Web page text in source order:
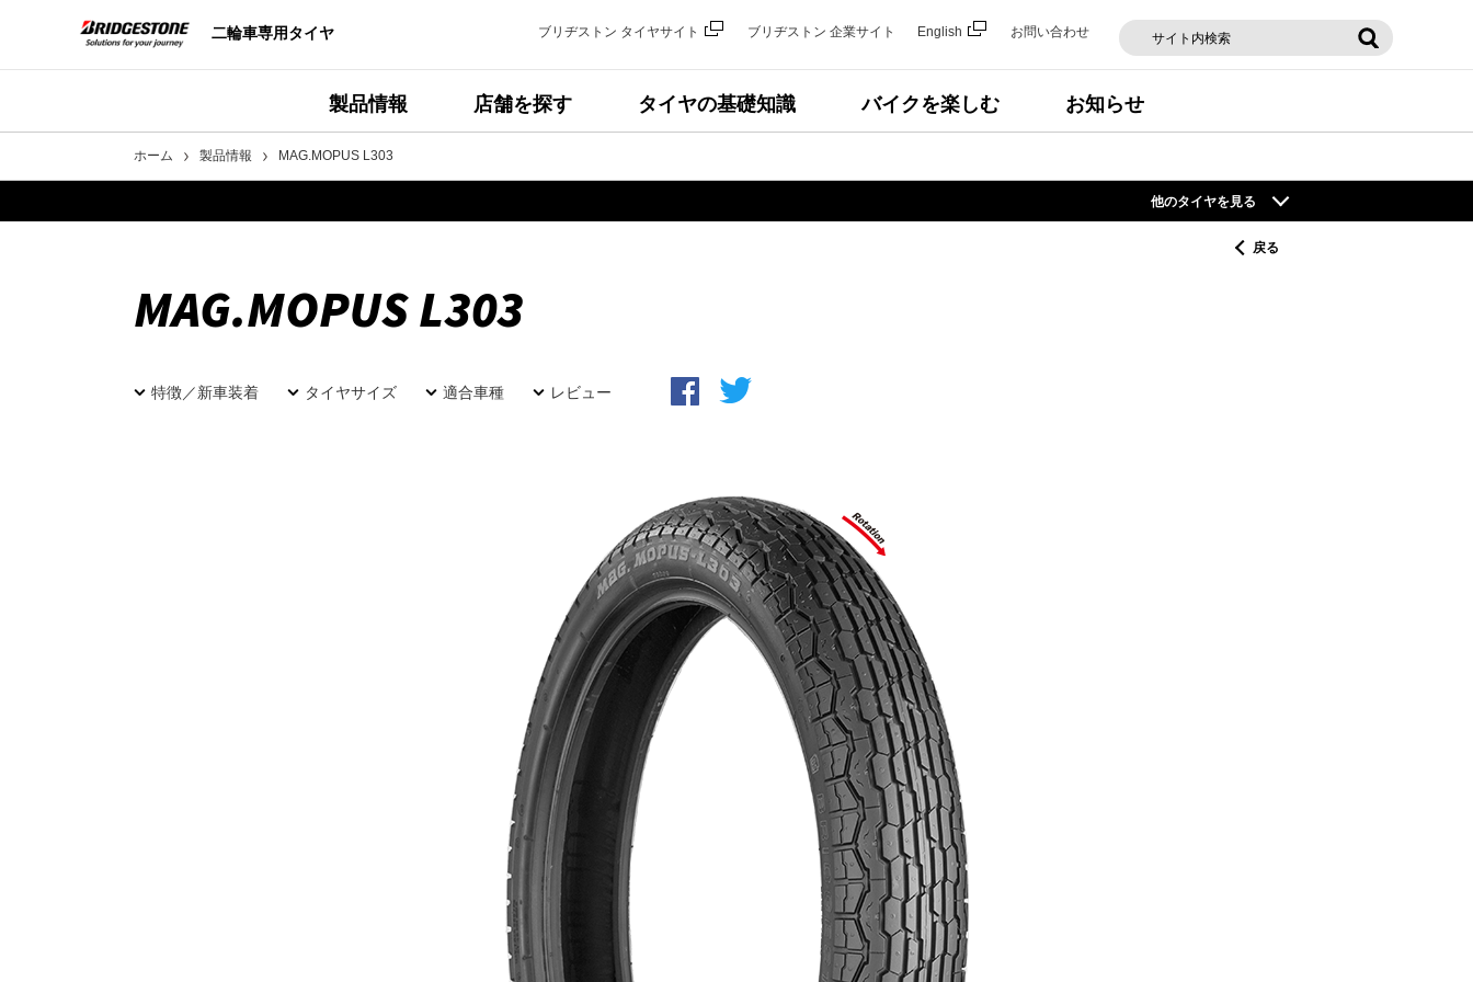
二輪車専用タイヤ ブリヂストン タイヤサイト ブリヂストン 企業サイト English お問い合わせ
製品情報 店舗を探す タイヤの基礎知識 バイクを楽しむ お知らせ
ホーム 製品情報 MAG.MOPUS L303
他のタイヤを見る
戻る
MAG.MOPUS L303
特徴／新車装着 タイヤサイズ 適合車種 レビュー